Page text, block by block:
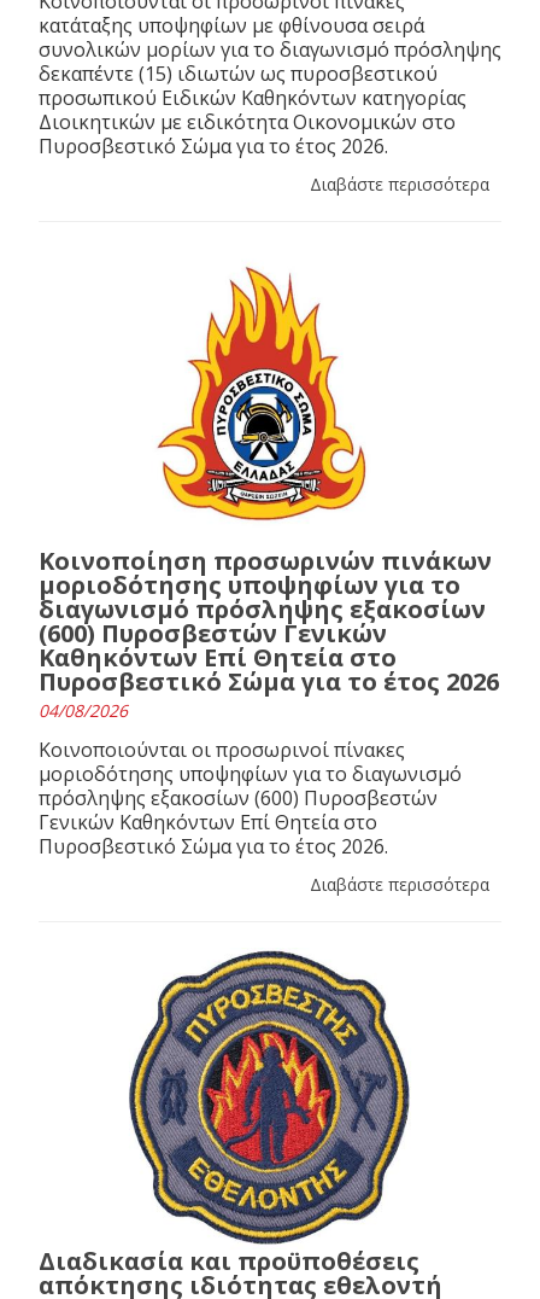
κατάταξης υποψηφίων με φθίνουσα σειρά
συνολικών μορίων για το διαγωνισμό πρόσληψης
δεκαπέντε (15) ιδιωτών ως πυροσβεστικού
προσωπικού Ειδικών Καθηκόντων κατηγορίας
Διοικητικών με ειδικότητα Οικονομικών στο
Πυροσβεστικό Σώμα για το έτος 2026.
Διαβάστε περισσότερα
Κοινοποίηση προσωρινών πινάκων
μοριοδότησης υποψηφίων για το
διαγωνισμό πρόσληψης εξακοσίων
(600) Πυροσβεστών Γενικών
Καθηκόντων Επί Θητεία στο
Πυροσβεστικό Σώμα για το έτος 2026
04/08/2026
Κοινοποιούνται οι προσωρινοί πίνακες
μοριοδότησης υποψηφίων για το διαγωνισμό
πρόσληψης εξακοσίων (600) Πυροσβεστών
Γενικών Καθηκόντων Επί Θητεία στο
Πυροσβεστικό Σώμα για το έτος 2026.
Διαβάστε περισσότερα
Διαδικασία και προϋποθέσεις
απόκτησης ιδιότητας εθελοντή